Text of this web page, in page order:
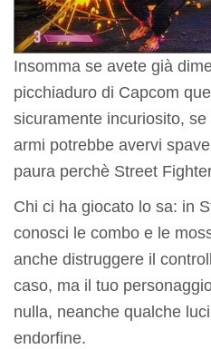
Insomma se avete già
picchiaduro di Capcom
sicuramente incuriosito,
armi potrebbe avervi
paura perchè Street
Chi ci ha giocato lo sa: in
conosci le combo e le
anche distruggere il
caso, ma il tuo
nulla, neanche qualche
endorfine.